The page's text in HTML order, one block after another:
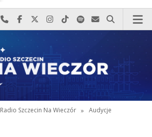
Najlepiej po prostu do nas zadzwoń
Odwiedź nas na Facebook-u
Odwiedź nas na X
Odwiedź nas na Instagram-ie
Odwiedź nas na TikTok-u
Szukaj nas na Spotify
Wyślij do nas
Szukaj
Radio Szczecin Na Wieczór » Audycje